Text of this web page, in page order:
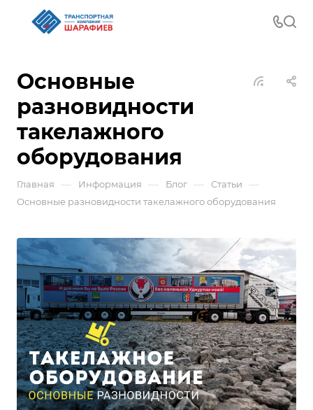
Основные
разновидности
такелажного
оборудования
Главная — Информация — Блог — Статьи —
Основные разновидности такелажного оборудования